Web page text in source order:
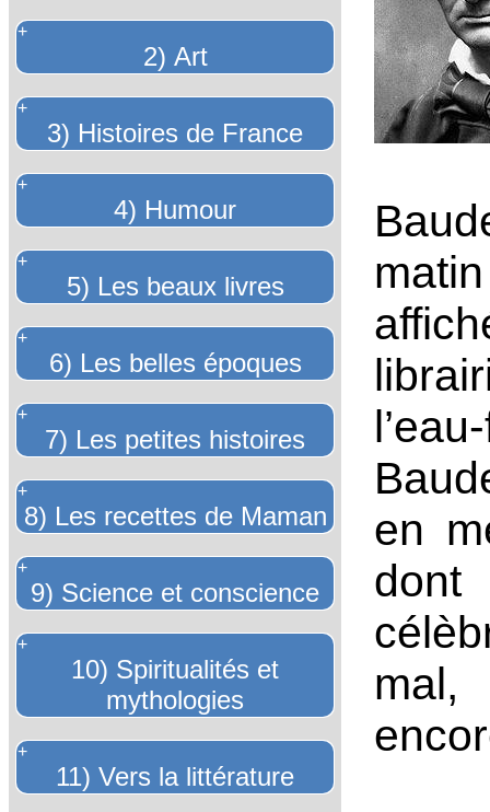
+
2) Art
+
3) Histoires de France
+
4) Humour
+
5) Les beaux livres
+
6) Les belles époques
+
7) Les petites histoires
+
8) Les recettes de Maman
+
9) Science et conscience
+
10) Spiritualités et
mythologies
+
11) Vers la littérature
en
mal,